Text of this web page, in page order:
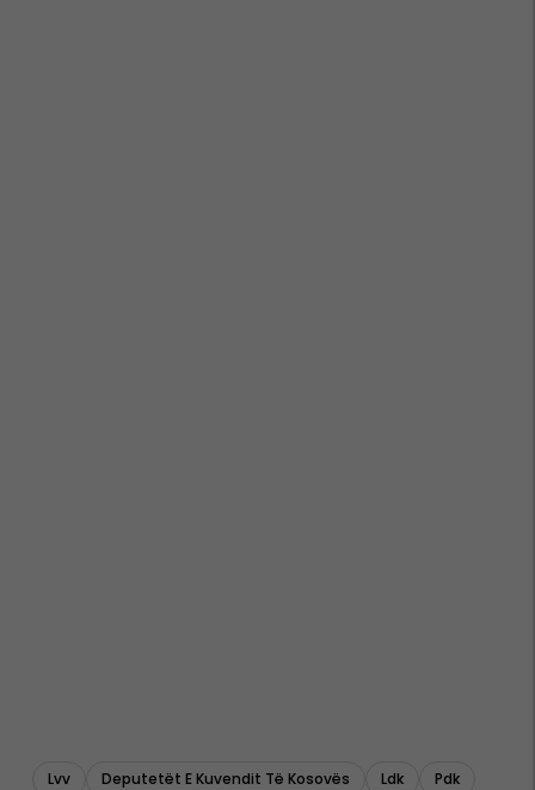
Lvv Deputetët E Kuvendit Të Kosovës Ldk
Pdk